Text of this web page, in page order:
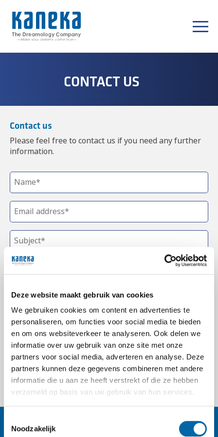
Deze website maakt gebruik van cookies
We gebruiken cookies om content en advertenties te
personaliseren, om functies voor social media te bieden
en om ons websiteverkeer te analyseren. Ook delen we
informatie over uw gebruik van onze site met onze
partners voor social media, adverteren en analyse. Deze
partners kunnen deze gegevens combineren met andere
informatie die u aan ze heeft verstrekt of die ze hebben
verzameld op basis van uw gebruik van hun services.
Noodzakelijk
CONTACT US
I agree with theprivacy policy*
Send
Contact us
Please feel free to contact us if you need any further
information.
Kaneka Belgium